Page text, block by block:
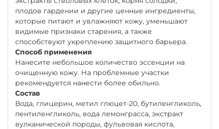
плодов гардении и другие ценные ингредиенты,
которые питают и увлажняют кожу, уменьшают
видимые признаки старения, а также
способствуют укреплению защитного барьера.
Способ применения
Нанесите небольшое количество эссенции на
очищенную кожу. На проблемные участки
рекомендуется нанести более обильно.
Состав
Вода, глицерин, метил глюцет-20, бутиленгликоль,
пентиленгликоль, вода лемонграсса, экстракт
вулканической породы, фульвовая кислота,